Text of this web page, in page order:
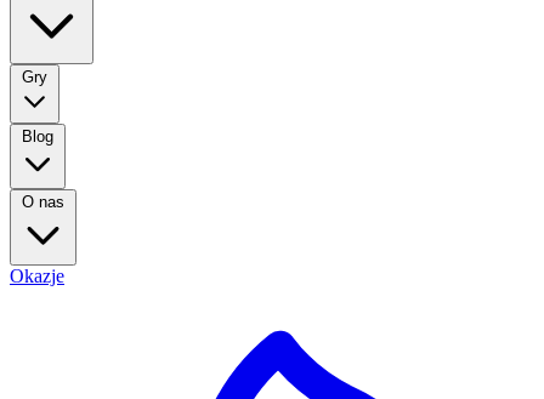
Gry
Blog
O nas
Okazje